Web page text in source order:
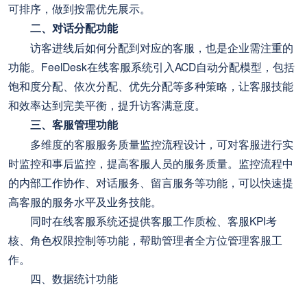
可排序，做到按需优先展示。
二、对话分配功能
访客进线后如何分配到对应的客服，也是企业需注重的
功能。FeelDesk在线客服系统引入ACD自动分配模型，包括
饱和度分配、依次分配、优先分配等多种策略，让客服技能
和效率达到完美平衡，提升访客满意度。
三、客服管理功能
多维度的客服服务质量监控流程设计，可对客服进行实
时监控和事后监控，提高客服人员的服务质量。监控流程中
的内部工作协作、对话服务、留言服务等功能，可以快速提
高客服的服务水平及业务技能。
同时在线客服系统还提供客服工作质检、客服KPI考
核、角色权限控制等功能，帮助管理者全方位管理客服工
作。
四、数据统计功能